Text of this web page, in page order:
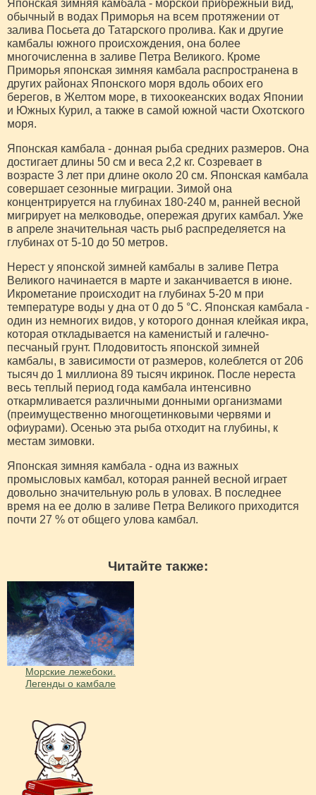
Японская зимняя камбала - морской прибрежный вид,
обычный в водах Приморья на всем протяжении от
залива Посьета до Татарского пролива. Как и другие
камбалы южного происхождения, она более
многочисленна в заливе Петра Великого. Кроме
Приморья японская зимняя камбала распространена в
других районах Японского моря вдоль обоих его
берегов, в Желтом море, в тихоокеанских водах Японии
и Южных Курил, а также в самой южной части Охотского
моря.
Японская камбала - донная рыба средних размеров. Она
достигает длины 50 см и веса 2,2 кг. Созревает в
возрасте 3 лет при длине около 20 см. Японская камбала
совершает сезонные миграции. Зимой она
концентрируется на глубинах 180-240 м, ранней весной
мигрирует на мелководье, опережая других камбал. Уже
в апреле значительная часть рыб распределяется на
глубинах от 5-10 до 50 метров.
Нерест у японской зимней камбалы в заливе Петра
Великого начинается в марте и заканчивается в июне.
Икрометание происходит на глубинах 5-20 м при
температуре воды у дна от 0 до 5 °С. Японская камбала -
один из немногих видов, у которого донная клейкая икра,
которая откладывается на каменистый и галечно-
песчаный грунт. Плодовитость японской зимней
камбалы, в зависимости от размеров, колеблется от 206
тысяч до 1 миллиона 89 тысяч икринок. После нереста
весь теплый период года камбала интенсивно
откармливается различными донными организмами
(преимущественно многощетинковыми червями и
офиурами). Осенью эта рыба отходит на глубины, к
местам зимовки.
Японская зимняя камбала - одна из важных
промысловых камбал, которая ранней весной играет
довольно значительную роль в уловах. В последнее
время на ее долю в заливе Петра Великого приходится
почти 27 % от общего улова камбал.
Читайте также:
Морские лежебоки.
Легенды о камбале